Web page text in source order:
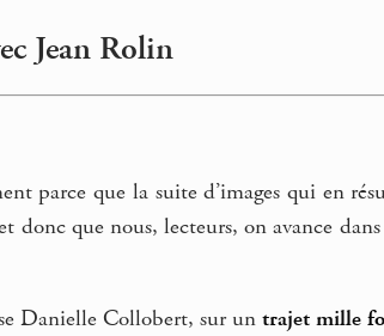
Jean Rolin
parce que la suite d’images qui en
donc que nous, lecteurs, on avance
Danielle Collobert, sur un trajet mille